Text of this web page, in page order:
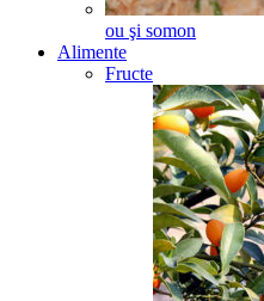
ou şi somon
Alimente
Fructe